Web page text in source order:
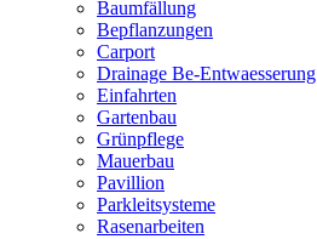
Baumfällung
Bepflanzungen
Carport
Drainage Be-Entwaesserung
Einfahrten
Gartenbau
Grünpflege
Mauerbau
Pavillion
Parkleitsysteme
Rasenarbeiten